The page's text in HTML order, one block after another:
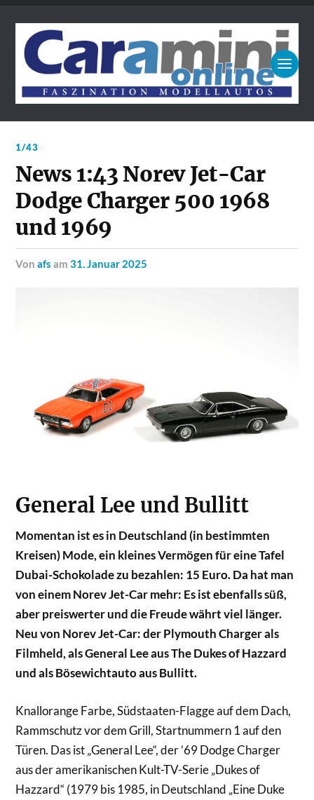
1/43
News 1:43 Norev Jet-Car
Dodge Charger 500 1968
und 1969
vonafs am31. Januar 2025
General Lee und Bullitt
Momentan ist es in Deutschland (in bestimmten
Kreisen) Mode, ein kleines Vermögen für eine Tafel
Dubai-Schokolade zu bezahlen: 15 Euro. Da hat man
von einem Norev Jet-Car mehr: Es ist ebenfalls süß,
aber preiswerter und die Freude währt viel länger.
Neu von Norev Jet-Car: der Plymouth Charger als
Filmheld, als General Lee aus The Dukes of Hazzard
und als Bösewichtauto aus Bullitt.
Knallorange Farbe, Südstaaten-Flagge auf dem Dach,
Rammschutz vor dem Grill, Startnummern 1 auf den
Türen. Das ist „General Lee“, der ’69 Dodge Charger
aus der amerikanischen Kult-TV-Serie „Dukes of
Hazzard“ (1979 bis 1985, in Deutschland „Eine Duke